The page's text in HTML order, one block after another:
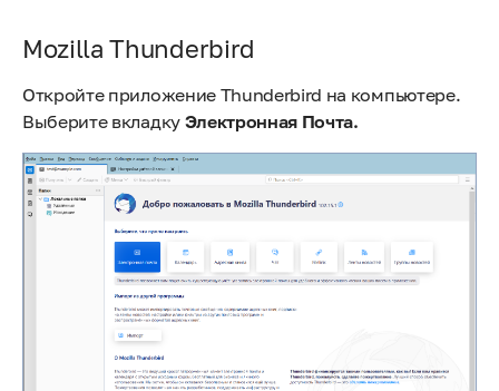
Mozilla Thunderbird
Откройте приложение Thunderbird на компьютере.
Выберите вкладку Электронная Почта.